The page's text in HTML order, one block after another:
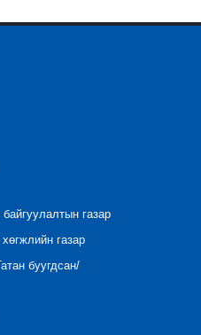
газар
газар
буугдсан/